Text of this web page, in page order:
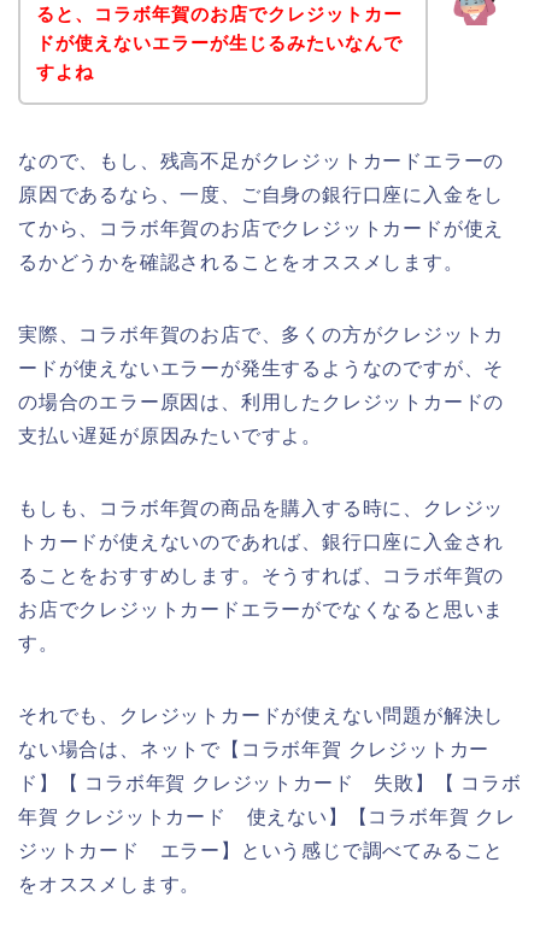
ると、コラボ年賀のお店でクレジットカー
ドが使えないエラーが生じるみたいなんで
すよね
なので、もし、残高不足がクレジットカードエラーの
原因であるなら、一度、ご自身の銀行口座に入金をし
てから、コラボ年賀のお店でクレジットカードが使え
るかどうかを確認されることをオススメします。
実際、コラボ年賀のお店で、多くの方がクレジットカ
ードが使えないエラーが発生するようなのですが、そ
の場合のエラー原因は、利用したクレジットカードの
支払い遅延が原因みたいですよ。
もしも、コラボ年賀の商品を購入する時に、クレジッ
トカードが使えないのであれば、銀行口座に入金され
ることをおすすめします。そうすれば、コラボ年賀の
お店でクレジットカードエラーがでなくなると思いま
す。
それでも、クレジットカードが使えない問題が解決し
ない場合は、ネットで【コラボ年賀 クレジットカー
ド】【 コラボ年賀 クレジットカード 失敗】【 コラボ
年賀 クレジットカード 使えない】【コラボ年賀 クレ
ジットカード エラー】という感じで調べてみること
をオススメします。